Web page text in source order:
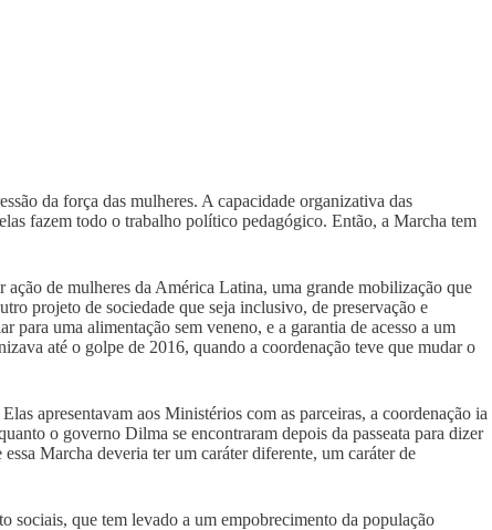
da força das mulheres. A capacidade organizativa das
fazem todo o trabalho político pedagógico. Então, a Marcha tem
de mulheres da América Latina, uma grande mobilização que
projeto de sociedade que seja inclusivo, de preservação e
uma alimentação sem veneno, e a garantia de acesso a um
até o golpe de 2016, quando a coordenação teve que mudar o
apresentavam aos Ministérios com as parceiras, a coordenação ia
o governo Dilma se encontraram depois da passeata para dizer
Marcha deveria ter um caráter diferente, um caráter de
sociais, que tem levado a um empobrecimento da população